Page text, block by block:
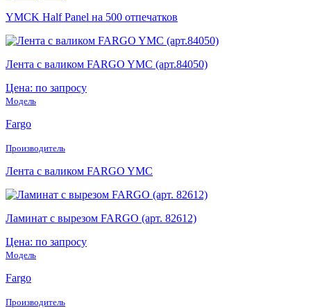
YMCK Half Panel на 500 отпечатков
Лента с валиком FARGO YMC (арт.84050)
Цена: по запросу
Модель
Fargo
Производитель
Лента с валиком FARGO YMC
Ламинат с вырезом FARGO (арт. 82612)
Цена: по запросу
Модель
Fargo
Производитель